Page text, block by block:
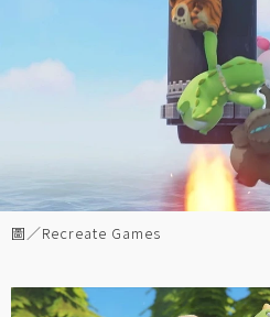
圖／Recreate Games